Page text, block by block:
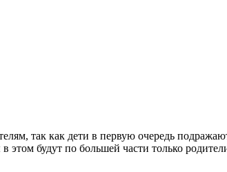
так как дети в первую очередь
будут по большей части только